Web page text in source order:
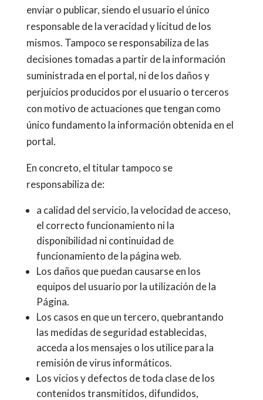
enviar o publicar, siendo el usuario el único
responsable de la veracidad y licitud de los
mismos. Tampoco se responsabiliza de las
decisiones tomadas a partir de la información
suministrada en el portal, ni de los daños y
perjuicios producidos por el usuario o terceros
con motivo de actuaciones que tengan como
único fundamento la información obtenida en el
portal.
En concreto, el titular tampoco se
responsabiliza de:
a calidad del servicio, la velocidad de acceso,
el correcto funcionamiento ni la
disponibilidad ni continuidad de
funcionamiento de la página web.
Los daños que puedan causarse en los
equipos del usuario por la utilización de la
Página.
Los casos en que un tercero, quebrantando
las medidas de seguridad establecidas,
acceda a los mensajes o los utilice para la
remisión de virus informáticos.
Los vicios y defectos de toda clase de los
contenidos transmitidos, difundidos,